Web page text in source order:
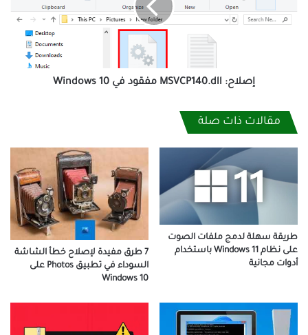
Windows
10
إصلاح: MSVCP140.dll مفقود في Windows 10
مقالات ذات صلة
طريقة سهلة لدمج ملفات الصوت
على نظام Windows 11 باستخدام
أدوات مجانية
7 طرق مفيدة لإصلاح خطأ الشاشة
السوداء في تطبيق Photos على
Windows 10